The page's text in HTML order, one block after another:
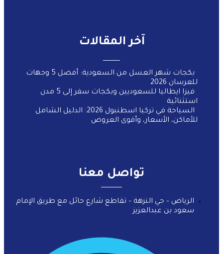
آخر المقالات
بكجات شهر العسل من السعودية: أفضل 5 وجهات
للعرسان 2026
فيزا ايطاليا للسعوديين وبكجات سفر إلى 5 مدن
استثنائية
السياحة في تركيا اسطنبول 2026: الدليل الشامل
للأماكن، الأسعار، وأقوى العروض
تواصل معنا
الرياض – حي النزهة – تقاطع شارع حائل مع طريق الإمام
سعود بن عبدالعزيز